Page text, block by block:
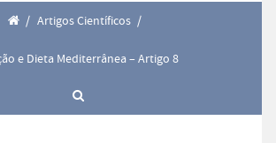
/ Artigos Científicos /
e Dieta Mediterrânea – Artigo 8